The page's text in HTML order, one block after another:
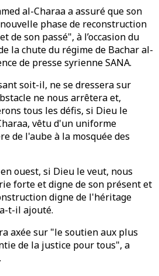
al-Charaa a assuré que son
phase de reconstruction
de son passé", à l’occasion du
la chute du régime de Bachar al-
de presse syrienne SANA.
soit-il, ne se dressera sur
ne nous arrêtera et,
tous les défis, si Dieu le
vêtu d'un uniforme
de l'aube à la mosquée des
ouest, si Dieu le veut, nous
forte et digne de son présent et
digne de l'héritage
t-il ajouté.
axée sur "le soutien aux plus
de la justice pour tous", a